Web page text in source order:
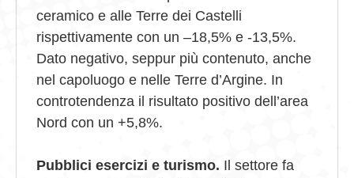
ceramico e alle Terre dei Castelli
rispettivamente con un –18,5% e -13,5%.
Dato negativo, seppur più contenuto, anche
nel capoluogo e nelle Terre d’Argine. In
controtendenza il risultato positivo dell’area
Nord con un +5,8%.
Pubblici esercizi e turismo. Il settore fa